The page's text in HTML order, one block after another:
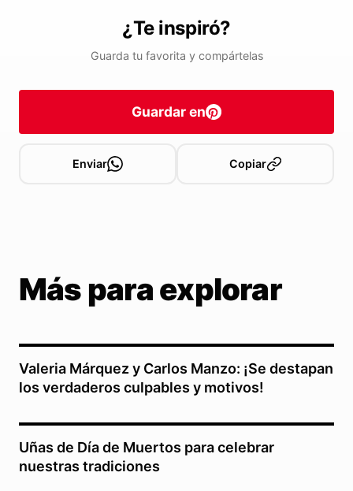
¿Te inspiró?
Guarda tu favorita y compártelas
Guardar en
Enviar Copiar
Más para explorar
Valeria Márquez y Carlos Manzo: ¡Se destapan
los verdaderos culpables y motivos!
Uñas de Día de Muertos para celebrar
nuestras tradiciones